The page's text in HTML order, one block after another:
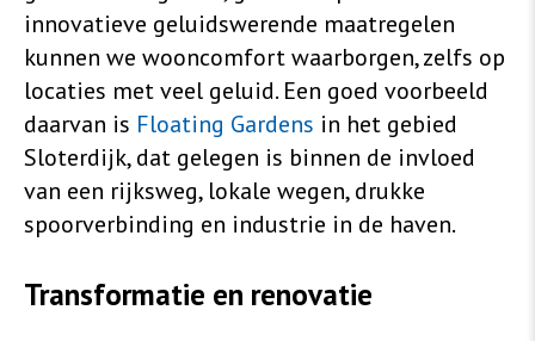
innovatieve geluidswerende maatregelen
kunnen we wooncomfort waarborgen, zelfs op
locaties met veel geluid. Een goed voorbeeld
daarvan is Floating Gardens in het gebied
Sloterdijk, dat gelegen is binnen de invloed
van een rijksweg, lokale wegen, drukke
spoorverbinding en industrie in de haven.
Transformatie en renovatie